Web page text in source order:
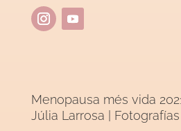
Menopausa més vida
Júlia Larrosa |